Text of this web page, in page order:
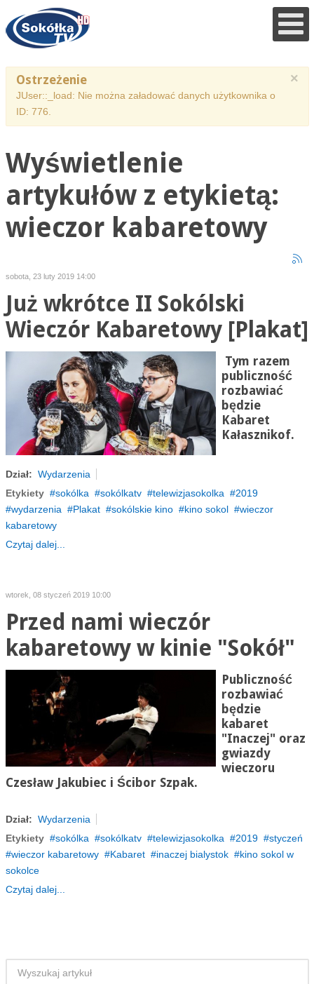
×
Ostrzeżenie
JUser::_load: Nie można załadować danych użytkownika o
ID: 776.
Wyświetlenie
artykułów z etykietą:
wieczor kabaretowy
sobota, 23 luty 2019 14:00
Już wkrótce II Sokólski
Wieczór Kabaretowy [Plakat]
Tym razem
publiczność
rozbawiać
będzie
Kabaret
Kałasznikof.
Dział: Wydarzenia
Etykiety
sokólka sokólkatv telewizjasokolka
2019
wydarzenia
Plakat sokólskie kino kino sokol
wieczor
kabaretowy
Czytaj dalej...
wtorek, 08 styczeń 2019 10:00
Przed nami wieczór
kabaretowy w kinie "Sokół"
Publiczność
rozbawiać
będzie
kabaret
"Inaczej" oraz
gwiazdy
wieczoru
Czesław Jakubiec i Ścibor Szpak.
Dział: Wydarzenia
Etykiety
sokólka sokólkatv telewizjasokolka 2019
styczeń
wieczor kabaretowy
Kabaret inaczej bialystok
kino sokol w
sokolce
Czytaj dalej...